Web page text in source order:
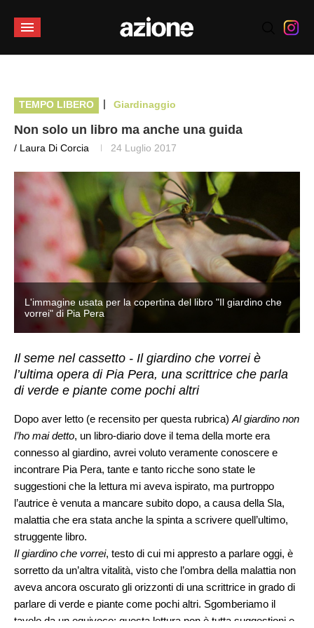
TEMPO LIBERO | Giardinaggio
Non solo un libro ma anche una guida
/ Laura Di Corcia 24 Luglio 2017
L'immagine usata per la copertina del libro "Il giardino che
vorrei" di Pia Pera
Il seme nel cassetto - Il giardino che vorrei è
l’ultima opera di Pia Pera, una scrittrice che parla
di verde e piante come pochi altri
Dopo aver letto (e recensito per questa rubrica) Al giardino non
l’ho mai detto, un libro-diario dove il tema della morte era
connesso al giardino, avrei voluto veramente conoscere e
incontrare Pia Pera, tante e tanto ricche sono state le
suggestioni che la lettura mi aveva ispirato, ma purtroppo
l’autrice è venuta a mancare subito dopo, a causa della Sla,
malattia che era stata anche la spinta a scrivere quell’ultimo,
struggente libro.
Il giardino che vorrei, testo di cui mi appresto a parlare oggi, è
sorretto da un’altra vitalità, visto che l’ombra della malattia non
aveva ancora oscurato gli orizzonti di una scrittrice in grado di
parlare di verde e piante come pochi altri. Sgomberiamo il
tavolo da un equivoco: questa lettura non è tutta suggestioni e